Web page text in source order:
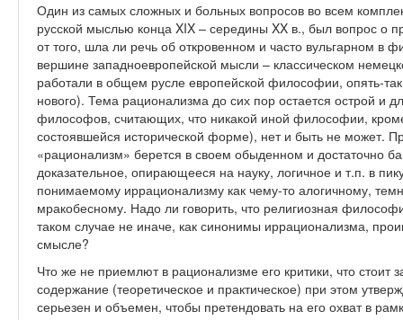
Один из самых сложных и больных вопросов во всем
русской мыслью конца XIX – середины XX в., был вопрос о
от того, шла ли речь об откровенном и часто вульгарном
вершине западноевропейской мысли – классическом
работали в общем русле европейской философии, опять-
нового). Тема рационализма до сих пор остается острой и
философов, считающих, что никакой иной философии,
состоявшейся исторической форме), нет и быть не может.
«рационализм» берется в своем обыденном и достаточно
доказательное, опирающееся на науку, логичное и т.п. в
понимаемому иррационализму как чему-то алогичному,
мракобесному. Надо ли говорить, что религиозная
таком случае не иначе, как синонимы иррационализма,
смысле?
Что же не приемлют в рационализме его критики, что стоит
содержание (теоретическое и практическое) при этом
серьезен и объемен, чтобы претендовать на его охват в